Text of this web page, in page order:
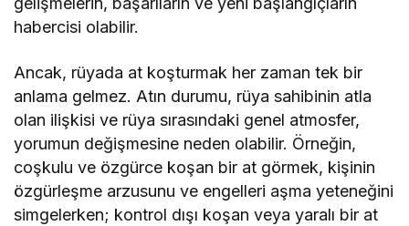
habercisi olabilir.
Ancak, rüyada at koşturmak her zaman tek bir
anlama gelmez. Atın durumu, rüya sahibinin atla
olan ilişkisi ve rüya sırasındaki genel atmosfer,
yorumun değişmesine neden olabilir. Örneğin,
coşkulu ve özgürce koşan bir at görmek, kişinin
özgürleşme arzusunu ve engelleri aşma yeteneğini
simgelerken; kontrol dışı koşan veya yaralı bir at